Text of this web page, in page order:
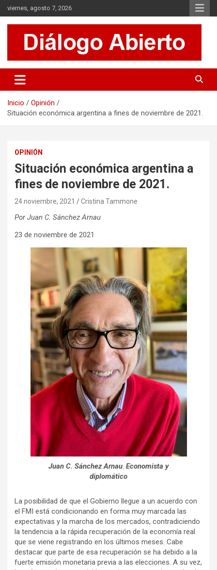
Saltar
al
contenido
viernes, agosto 7, 2026
Diálogo Abierto
Se tratan diversos temas de actualidad buscando hacer un
aporte a la sociedad, brindando información relevante de lo que
Inicio
Opinión
Situación económica argentina a fines de noviembre de 2021.
OPINIÓN
Situación económica argentina a
fines de noviembre de 2021.
24 noviembre, 2021 Cristina Tammone
Por Juan C. Sánchez Arnau
23 de noviembre de 2021
Juan C. Sánchez Arnau. Economista y
diplomático
La posibilidad de que el Gobierno llegue a un acuerdo con
el FMI está condicionando en forma muy marcada las
expectativas y la marcha de los mercados, contradiciendo
la tendencia a la rápida recuperación de la economía real
que se viene registrando en los últimos meses. Cabe
destacar que parte de esa recuperación se ha debido a la
fuerte emisión monetaria previa a las elecciones. A su vez,